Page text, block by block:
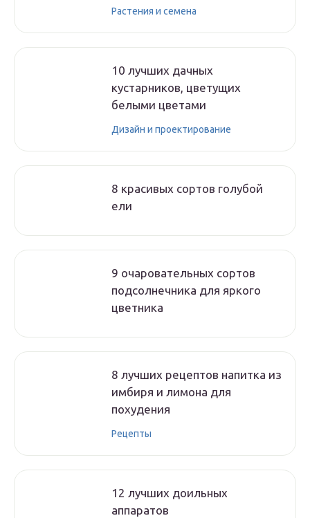
Растения и семена
10 лучших дачных
кустарников, цветущих
белыми цветами
Дизайн и проектирование
8 красивых сортов голубой
ели
9 очаровательных сортов
подсолнечника для яркого
цветника
8 лучших рецептов напитка из
имбиря и лимона для
похудения
Рецепты
12 лучших доильных
аппаратов